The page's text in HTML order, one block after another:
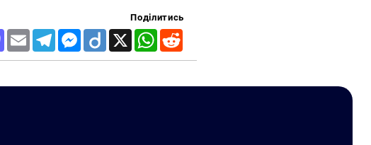
Поділитись
Mastodon
Email TelegramMessenger
Diigo X WhatsApp